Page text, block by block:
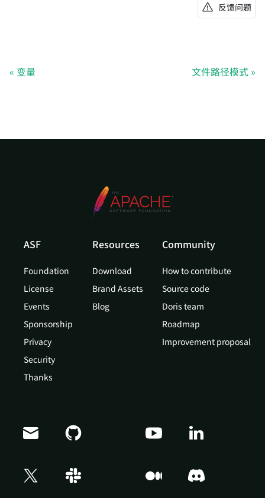
反馈问题
变量 文件路径模式
ASF
Foundation
License
Events
Sponsorship
Privacy
Security
Thanks
Resources
Download
Brand Assets
Blog
Community
How to contribute
Source code
Doris team
Roadmap
Improvement proposal
Doris Summit 26